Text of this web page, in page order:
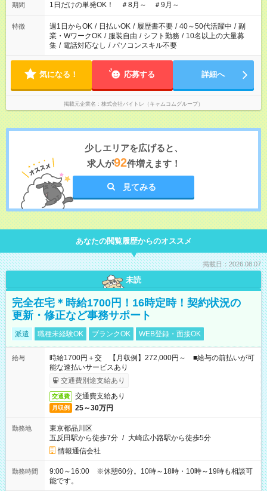
期間 1日だけの単発OK！ ＃8月～ ＃9月～
特徴 週1日からOK / 日払いOK / 履歴書不要 / 40～50代活躍中 / 副
業・WワークOK / 服装自由 / シフト勤務 / 10名以上の大量募
集 / 電話対応なし / パソコンスキル不要
気になる！ 応募する 詳細へ
掲載元企業名 株式会社バイトレ（キャムコムグループ）
少しエリアを広げると、
求人が92件増えます！
見てみる
あなたの閲覧履歴からのオススメ
掲載日：2026.08.07
未読
完全在宅＊時給1700円！16時定時！契約状況の
更新・修正など事務サポート
派遣 職種未経験OK ブランクOK WEB登録・面接OK
給与
時給1700円＋交 【月収例】272,000円～ ■給与の前払いが可
能な速払いサービスあり
交通費別途支給あり
交通費 交通費支給あり
月収例 25～30万円
勤務地
東京都品川区
五反田駅から徒歩7分 / 大崎広小路駅から徒歩5分
情報通信会社
勤務時間
9:00～16:00 ※休憩60分。10時～18時・10時～19時も相談可
能です。